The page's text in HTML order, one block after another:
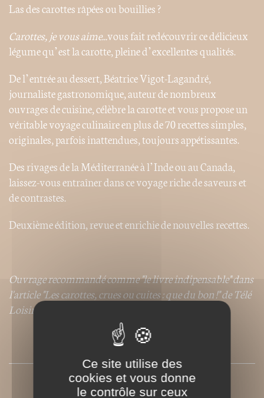
Las des carottes râpées ou bouillies ?
Carottes, je vousaime...vous fait redécouvrir ce délicieux
légume qu’est la carotte, pleine d’excellentes qualités.
De l’entrée au dessert, Béatrice Vigot-Lagandré,
journaliste gastronomique, auteur de nombreux
ouvrages de cuisine, célèbre la carotte et vous propose un
véritable voyage culinaire en plus de 70 recettes simples,
originales, parfois inattendues, toujours appétissantes.
Des rivages de la Méditerranée à l’Inde ou au Canada,
laissez-vous entraîner dans ce voyage riche de saveurs et
de contrastes.
Deuxième édition, revue et enrichie de nouvelles recettes.
Ouvrage recommandé comme "le livre indipensable" dans
l'article "Les carottes, crues ou cuites : que du bon !" de Télé
Loisir, semaine du 20 au 26 octobre 2014.
SOMMAIRE
PRESSE
Ce site utilise des
cookies et vous donne
le contrôle sur ceux